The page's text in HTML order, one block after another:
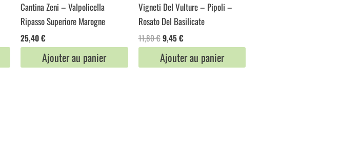
Cantina Zeni – Valpolicella
Ripasso Superiore Marogne
25,40€
Ajouter au panier
Vigneti Del Vulture – Pipoli –
Rosato Del Basilicate
11,80€ Le
prix
initial
était :
9,45€Le
prix
actuel
est :
Ajouter au panier